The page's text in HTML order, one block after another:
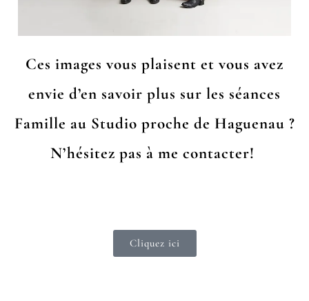
Ces images vous plaisent et vous avez
envie d’en savoir plus sur les séances
Famille au Studio proche de Haguenau ?
N’hésitez pas à me contacter!
Cliquez ici